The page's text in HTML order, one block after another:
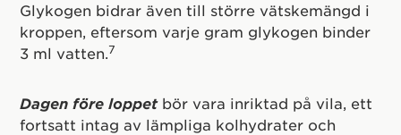
Glykogen bidrar även till större vätskemängd i
kroppen, eftersom varje gram glykogen binder
3 ml vatten.7
Dagen före loppetbör vara inriktad på vila, ett
fortsatt intag av lämpliga kolhydrater och